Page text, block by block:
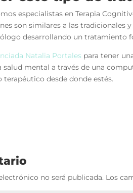
especialistas en Terapia
son similares a las tradicionales
desarrollando un tratamiento
Natalia Portales para tener
salud mental a través de una
terapéutico desde donde estés.
no será publicada. Los